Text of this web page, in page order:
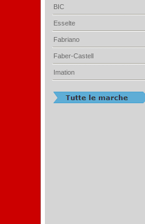
BIC
Esselte
Fabriano
Faber-Castell
Imation